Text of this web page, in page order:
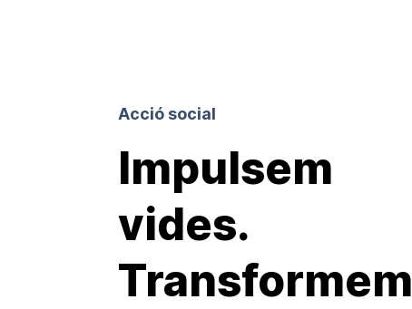
Acció social
Impulsem
vides.
Transformem